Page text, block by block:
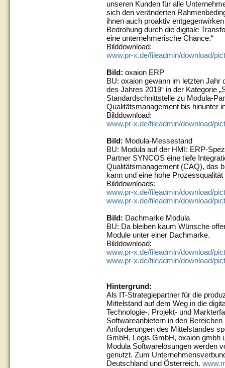
unseren Kunden für alle
sich den veränderten
ihnen auch proaktiv
Bedrohung durch die digitale
eine unternehmerische Chance.“
Bilddownload:
www.pr-x.de/fileadmin/download/
Bild: oxaion ERP
BU: oxaion gewann im letzten Jahr
des Jahres 2019“ in der Kategorie
Standardschnittstelle zu Modula-
Qualitätsmanagement bis hinunter
Bilddownload:
www.pr-x.de/fileadmin/download/
Bild: Modula-Messestand
BU: Modula auf der HMI: ERP-
Partner SYNCOS eine tiefe
Qualitätsmanagement (CAQ), das
kann und eine hohe
Bilddownloads:
www.pr-x.de/fileadmin/download/
www.pr-x.de/fileadmin/download/
Bild: Dachmarke Modula
BU: Da bleiben kaum Wünsche
Module unter einer Dachmarke.
Bilddownload:
www.pr-x.de/fileadmin/download/
www.pr-x.de/fileadmin/download/
Hintergrund:
Als IT-Strategiepartner für die
Mittelstand auf dem Weg in die
Technologie-, Projekt- und
Softwareanbietern in den
Anforderungen des Mittelstandes
GmbH, Logis GmbH, oxaion gmbh
Modula Softwarelösungen werden
genutzt. Zum
Deutschland und Österreich.